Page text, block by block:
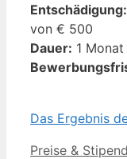
Entschädigung:
von € 500
Dauer: 1
Das Ergebnis
Kategorien
Preise &